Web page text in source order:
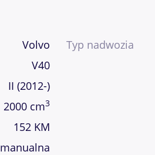
Volvo
V40
II (2012-)
2000 cm3
152 KM
manualna
Typ nadwozia